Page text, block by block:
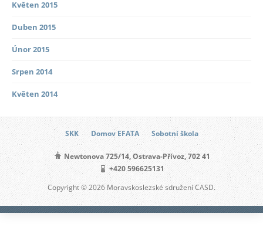
Květen 2015
Duben 2015
Únor 2015
Srpen 2014
Květen 2014
SKK Domov EFATA Sobotní škola
Newtonova 725/14, Ostrava-Přívoz, 702 41
+420 596625131
Copyright © 2026 Moravskoslezské sdružení CASD.